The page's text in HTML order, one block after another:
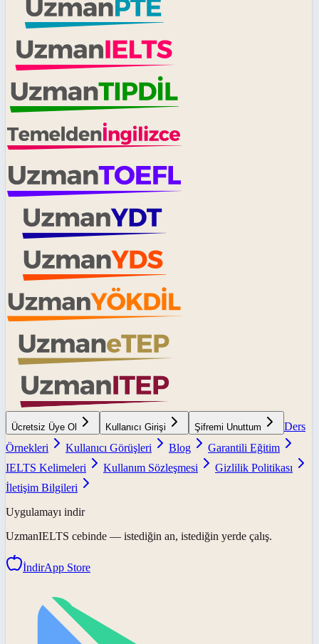
Ücretsiz Üye Ol Kullanıcı Girişi Şifremi Unuttum
Ders
Örnekleri
Kullanıcı Görüşleri Blog
Garantili Eğitim
IELTS Kelimeleri
Kullanım Sözleşmesi
Gizlilik Politikası
İletişim Bilgileri
Uygulamayı indir
UzmanIELTS cebinde — istediğin an, istediğin yerde çalış.
İndirApp Store